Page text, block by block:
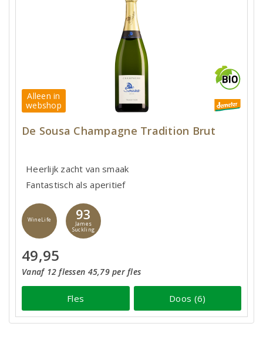
Alleen in
webshop
De Sousa Champagne Tradition Brut
Heerlijk zacht van smaak
Fantastisch als aperitief
WineLife 93
James
Suckling
49,95
Vanaf 12 flessen 45,79 per fles
Fles Doos (6)